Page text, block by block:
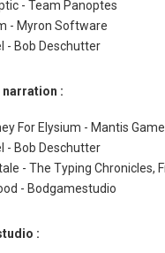
- Team Panoptes
- Myron Software
- Bob Deschutter
narration :
For Elysium - Mantis
- Bob Deschutter
- The Typing Chronicles,
- Bodgamestudio
: